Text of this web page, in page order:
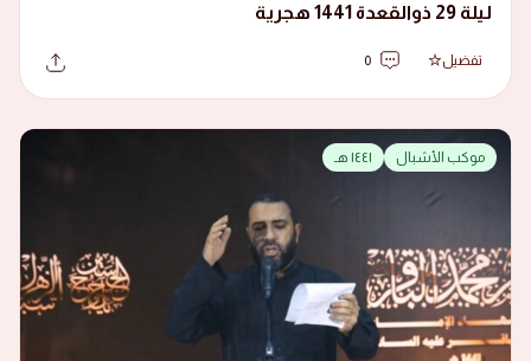
ليلة 29 ذوالقعدة 1441 هجرية
تفضيل 0
موكب الأشبال ١٤٤١ هـ